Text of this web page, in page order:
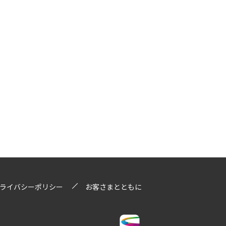
イバシーポリシー お客さまとともに